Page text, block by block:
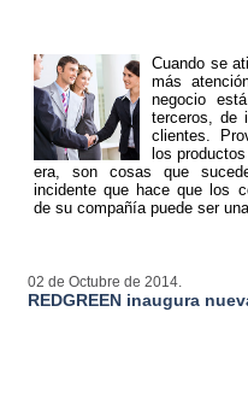
Cuando se
más
negocio
terceros, de
clientes.
los
era, son cosas que
incidente que hace que los
de su compañía puede ser
02 de Octubre de 2014.
REDGREEN inaugura